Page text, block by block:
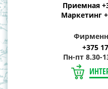
Приемная
Маркетинг
+375
Пн-пт 8.30-